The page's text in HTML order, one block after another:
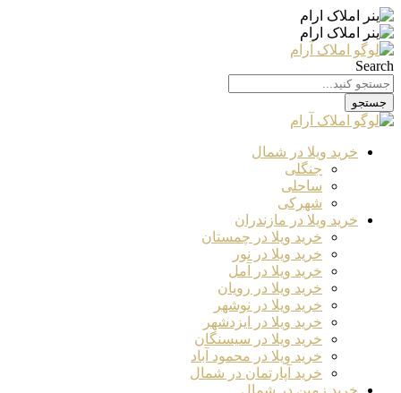
Search
جستجو
خرید ویلا در شمال
جنگلی
ساحلی
شهرکی
خرید ویلا در مازندران
خرید ویلا در چمستان
خرید ویلا در نور
خرید ویلا در آمل
خرید ویلا در رویان
خرید ویلا در نوشهر
خرید ویلا در ایزدشهر
خرید ویلا در سیسنگان
خرید ویلا در محمود آباد
خرید آپارتمان در شمال
خرید زمین در شمال